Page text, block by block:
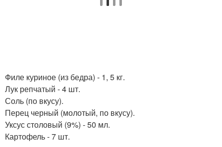
Филе куриное (из бедра) - 1, 5 кг.
Лук репчатый - 4 шт.
Соль (по вкусу).
Перец черный (молотый, по вкусу).
Уксус столовый (9%) - 50 мл.
Картофель - 7 шт.